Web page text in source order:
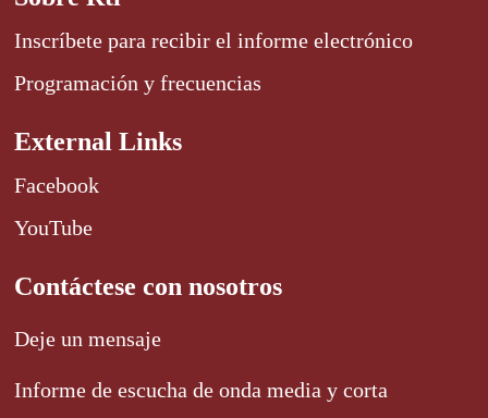
Inscríbete para recibir el informe electrónico
Programación y frecuencias
External Links
Facebook
YouTube
Contáctese con nosotros
Deje un mensaje
Informe de escucha de onda media y corta